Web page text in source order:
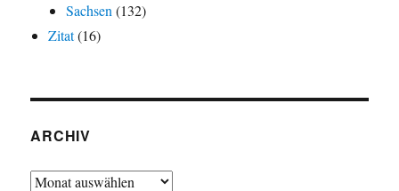
Sachsen (132)
Zitat(16)
ARCHIV
Archiv